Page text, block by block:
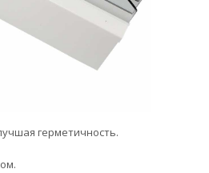
герметичность.